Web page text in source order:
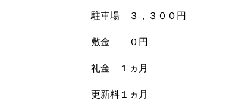
駐車場 ３，３００円
敷金 ０円
礼金 １ヵ月
更新料１ヵ月